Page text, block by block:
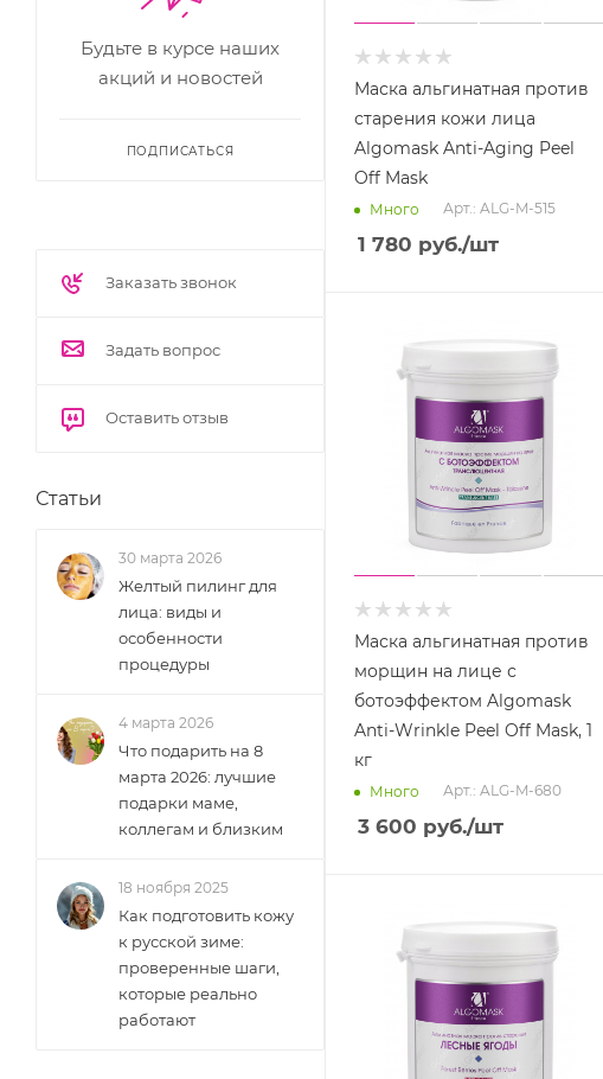
Маска альгинатная против
старения кожи лица
Algomask Anti-Aging Peel
Off Mask
Много Арт.: ALG-M-515
1 780 руб./шт
Маска альгинатная против
морщин на лице с
ботоэффектом Algomask
Anti-Wrinkle Peel Off Mask, 1
кг
Много Арт.: ALG-M-680
3 600 руб./шт
Будьте в курсе наших
акций и новостей
ПОДПИСАТЬСЯ
Заказать звонок
Задать вопрос
Оставить отзыв
Статьи
30 марта 2026
Желтый пилинг для
лица: виды и
особенности
процедуры
4 марта 2026
Что подарить на 8
марта 2026: лучшие
подарки маме,
коллегам и близким
18 ноября 2025
Как подготовить кожу
к русской зиме:
проверенные шаги,
которые реально
работают